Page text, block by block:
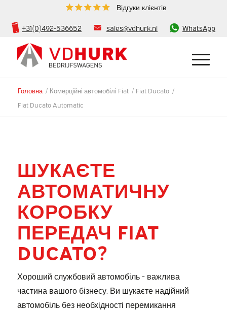
Відгуки клієнтів
+31(0)492-536652 sales@vdhurk.nl WhatsApp
Головна / Комерційні автомобілі Fiat / Fiat Ducato /
Fiat Ducato Automatic
ШУКАЄТЕ
АВТОМАТИЧНУ
КОРОБКУ
ПЕРЕДАЧ FIAT
DUCATO?
Хороший службовий автомобіль - важлива
частина вашого бізнесу. Ви шукаєте надійний
автомобіль без необхідності перемикання